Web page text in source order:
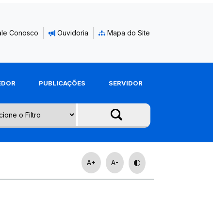
Conosco Ouvidoria Mapa do Site
PUBLICAÇÕES SERVIDOR
A+ A-